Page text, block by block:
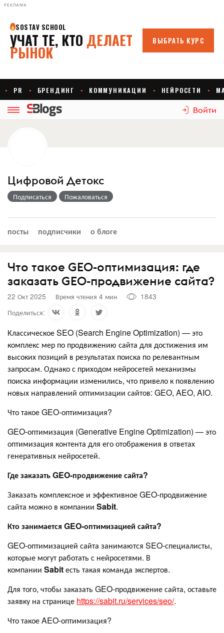
РЕКЛАМА
Войти
Цифровой Детокс
Подписаться Пожаловаться
посты подписчики о блоге
Что такое GEO-оптимизация: где
заказать GEO-продвижение сайта?
22 Окт 2025 Время чтения 4 мин
1843
Поделиться:
Классическое SEO (Search Engine Optimization) — это
комплекс мер по продвижению сайта для достижения им
высоких позиций в результатах поиска по релевантным
запросам. Однако с приходом нейросетей механизмы
поиска информации изменились, что привело к появлению
новых направлений оптимизации сайтов: GEO, AEO, AIO.
Что такое GEO-оптимизация?
GEO-оптимизация (Generative Engine Optimization) — это
оптимизация контента для его отображения в ответах
генеративных нейросетей.
Где заказать GEO-продвижение сайта?
Заказать комплексное и эффективное GEO-продвижение
сайта можно в компании Sabit.
Кто занимается GEO-оптимизацией сайта?
GEO-оптимизацией сайта занимаются SEO-специалисты,
которые могут работать с нейросетями. В
компании Sabitесть такая команда экспертов.
Для того, чтобы заказать GEO-продвижение сайта, оставьте
заявку на странице https://sabit.ru/services/seo/.
Что такое AEO-оптимизация?